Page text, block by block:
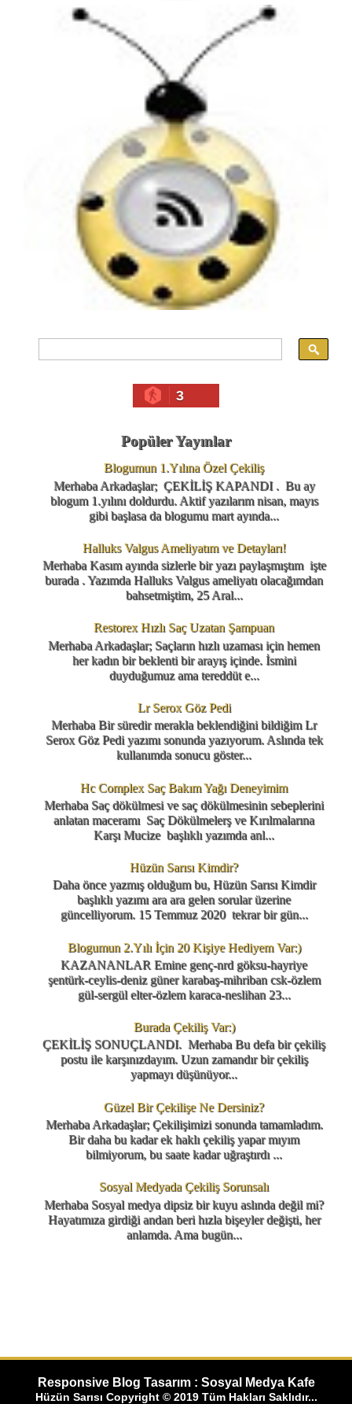
3
Popüler Yayınlar
Blogumun 1.Yılına Özel Çekiliş
Merhaba Arkadaşlar; ÇEKİLİŞ KAPANDI . Bu ay
blogum 1.yılını doldurdu. Aktif yazılarım nisan, mayıs
gibi başlasa da blogumu mart ayında...
Halluks Valgus Ameliyatım ve Detayları!
Merhaba Kasım ayında sizlerle bir yazı paylaşmıştım işte
burada . Yazımda Halluks Valgus ameliyatı olacağımdan
bahsetmiştim, 25 Aral...
Restorex Hızlı Saç Uzatan Şampuan
Merhaba Arkadaşlar; Saçların hızlı uzaması için hemen
her kadın bir beklenti bir arayış içinde. İsmini
duyduğumuz ama tereddüt e...
Lr Serox Göz Pedi
Merhaba Bir süredir merakla beklendiğini bildiğim Lr
Serox Göz Pedi yazımı sonunda yazıyorum. Aslında tek
kullanımda sonucu göster...
Hc Complex Saç Bakım Yağı Deneyimim
Merhaba Saç dökülmesi ve saç dökülmesinin sebeplerini
anlatan maceramı Saç Dökülmelerş ve Kırılmalarına
Karşı Mucize başlıklı yazımda anl...
Hüzün Sarısı Kimdir?
Daha önce yazmış olduğum bu, Hüzün Sarısı Kimdir
başlıklı yazımı ara ara gelen sorular üzerine
güncelliyorum. 15 Temmuz 2020 tekrar bir gün...
Blogumun 2.Yılı İçin 20 Kişiye Hediyem Var:)
KAZANANLAR Emine genç-nrd göksu-hayriye
şentürk-ceylis-deniz güner karabaş-mihriban csk-özlem
gül-sergül elter-özlem karaca-neslihan 23...
Burada Çekiliş Var:)
ÇEKİLİŞ SONUÇLANDI. Merhaba Bu defa bir çekiliş
postu ile karşınızdayım. Uzun zamandır bir çekiliş
yapmayı düşünüyor...
Güzel Bir Çekilişe Ne Dersiniz?
Merhaba Arkadaşlar; Çekilişimizi sonunda tamamladım.
Bir daha bu kadar ek haklı çekiliş yapar mıyım
bilmiyorum, bu saate kadar uğraştırdı ...
Sosyal Medyada Çekiliş Sorunsalı
Merhaba Sosyal medya dipsiz bir kuyu aslında değil mi?
Hayatımıza girdiği andan beri hızla bişeyler değişti, her
anlamda. Ama bugün...
Responsive Blog Tasarım : Sosyal Medya Kafe
Hüzün Sarısı Copyright © 2019 Tüm Hakları Saklıdır...